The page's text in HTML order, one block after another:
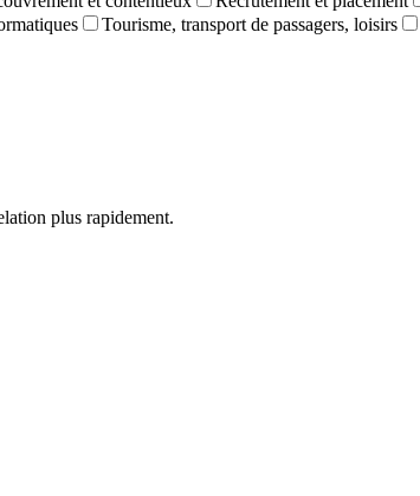
Tourisme, transport de passagers, loisirs
plus rapidement.